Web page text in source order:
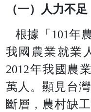
（一）人力不足
根據「 101年
我國農業就業
2012年我國農
萬人。顯見台
斷層，農村缺